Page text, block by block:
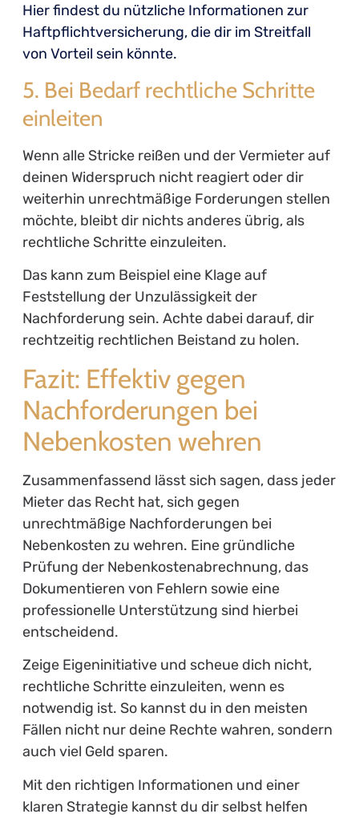
Hier findest du nützliche Informationen zur
Haftpflichtversicherung, die dir im Streitfall
von Vorteil sein könnte.
5. Bei Bedarf rechtliche Schritte
einleiten
Wenn alle Stricke reißen und der Vermieter auf
deinen Widerspruch nicht reagiert oder dir
weiterhin unrechtmäßige Forderungen stellen
möchte, bleibt dir nichts anderes übrig, als
rechtliche Schritte einzuleiten.
Das kann zum Beispiel eine Klage auf
Feststellung der Unzulässigkeit der
Nachforderung sein. Achte dabei darauf, dir
rechtzeitig rechtlichen Beistand zu holen.
Fazit: Effektiv gegen
Nachforderungen bei
Nebenkosten wehren
Zusammenfassend lässt sich sagen, dass jeder
Mieter das Recht hat, sich gegen
unrechtmäßige Nachforderungen bei
Nebenkosten zu wehren. Eine gründliche
Prüfung der Nebenkostenabrechnung, das
Dokumentieren von Fehlern sowie eine
professionelle Unterstützung sind hierbei
entscheidend.
Zeige Eigeninitiative und scheue dich nicht,
rechtliche Schritte einzuleiten, wenn es
notwendig ist. So kannst du in den meisten
Fällen nicht nur deine Rechte wahren, sondern
auch viel Geld sparen.
Mit den richtigen Informationen und einer
klaren Strategie kannst du dir selbst helfen